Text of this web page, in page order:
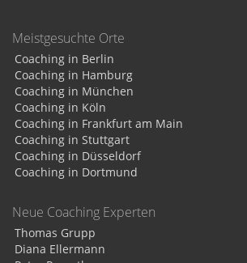
Meistgesuchte Orte
Coaching in Berlin
Coaching in Hamburg
Coaching in München
Coaching in Köln
Coaching in Frankfurt am Main
Coaching in Stuttgart
Coaching in Düsseldorf
Coaching in Dortmund
Neue Coaching Experten
Thomas Grupp
Diana Ellermann